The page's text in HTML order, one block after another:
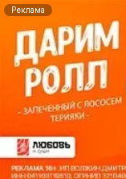
Реклама